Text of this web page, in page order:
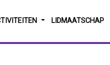
LIDMAATSCHAP